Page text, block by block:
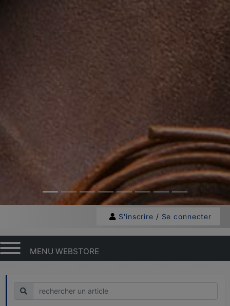
S'inscrire / Se connecter
MENU WEBSTORE
Recherche